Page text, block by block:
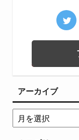
アーカイブ